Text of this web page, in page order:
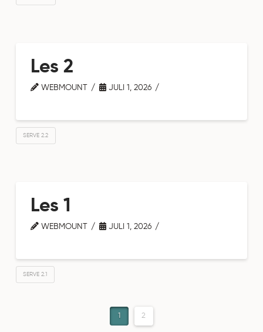
Les 2
WEBMOUNT JULI 1, 2026
SERVE 2.2
Les 1
WEBMOUNT JULI 1, 2026
SERVE 2.1
1 2